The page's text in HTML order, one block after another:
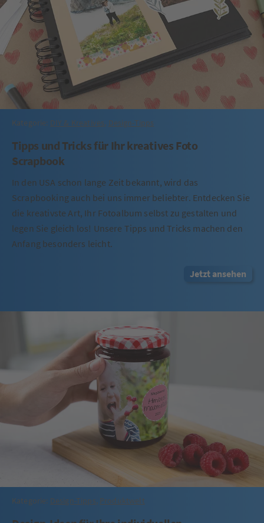
Kategorie: DIY & Kreatives, Design-Tipps
Tipps und Tricks für Ihr kreatives Foto
Scrapbook
In den USA schon lange Zeit bekannt, wird das
Scrapbooking auch bei uns immer beliebter. Entdecken Sie
die kreativste Art, Ihr Fotoalbum selbst zu gestalten und
legen Sie gleich los! Unsere Tipps und Tricks machen den
Anfang besonders leicht.
Jetzt ansehen
Kategorie: Design-Tipps, Produktwelt